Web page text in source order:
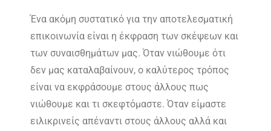
Ένα ακόμη συστατικό για την αποτελεσματική
επικοινωνία είναι η έκφραση των σκέψεων και
των συναισθημάτων μας. Όταν νιώθουμε ότι
δεν μας καταλαβαίνουν, ο καλύτερος τρόπος
είναι να εκφράσουμε στους άλλους πως
νιώθουμε και τι σκεφτόμαστε. Όταν είμαστε
ειλικρινείς απέναντι στους άλλους αλλά και